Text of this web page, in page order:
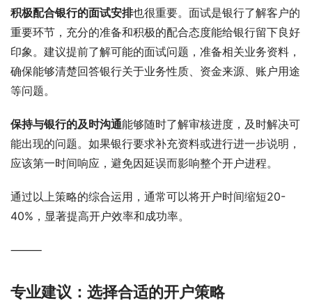
积极配合银行的面试安排也很重要。面试是银行了解客户的
重要环节，充分的准备和积极的配合态度能给银行留下良好
印象。建议提前了解可能的面试问题，准备相关业务资料，
确保能够清楚回答银行关于业务性质、资金来源、账户用途
等问题。
保持与银行的及时沟通能够随时了解审核进度，及时解决可
能出现的问题。如果银行要求补充资料或进行进一步说明，
应该第一时间响应，避免因延误而影响整个开户进程。
通过以上策略的综合运用，通常可以将开户时间缩短20-
40%，显著提高开户效率和成功率。
⸻
专业建议：选择合适的开户策略